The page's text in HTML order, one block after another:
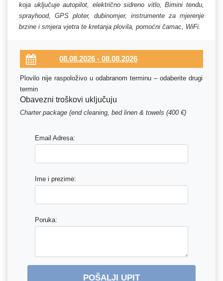
koja uključuje autopilot, električno sidreno vitlo, Bimini tendu,
sprayhood, GPS ploter, dubinomjer, instrumente za mjerenje
brzine i smjera vjetra te kretanja plovila, pomoćni čamac, WiFi.
Plovilo nije raspoloživo u odabranom terminu – odaberite drugi
termin
Obavezni troškovi uključuju
Charter package (end cleaning, bed linen & towels (400 €)
Email Adresa:
Ime i prezime:
Poruka:
POŠALJI UPIT